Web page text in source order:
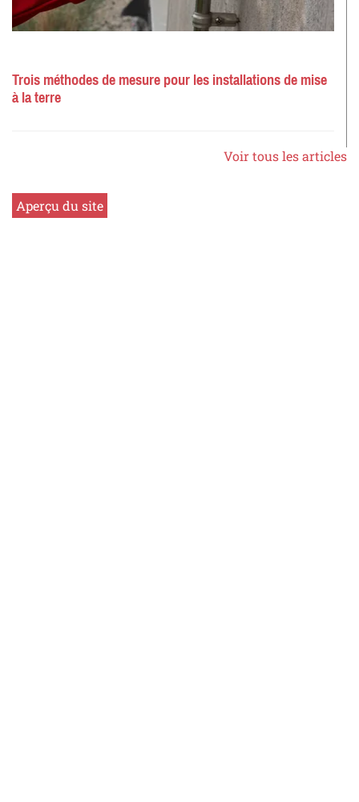
Trois méthodes de mesure pour les installations de mise
à la terre
Voir tous les articles
Aperçu du site